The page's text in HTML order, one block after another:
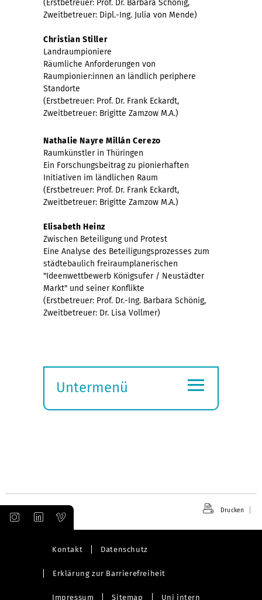
(Erstbetreuer: Prof. Dr. Barbara Schönig,
Zweitbetreuer: Dipl.-Ing. Julia von Mende)
Christian Stiller
Landraumpioniere
Räumliche Anforderungen von
Raumpionier:innen an ländlich periphere
Standorte
(Erstbetreuer: Prof. Dr. Frank Eckardt,
Zweitbetreuer: Brigitte Zamzow M.A.)
Nathalie Nayre Millán Cerezo
Raumkünstler in Thüringen
Ein Forschungsbeitrag zu pionierhaften
Initiativen im ländlichen Raum
(Erstbetreuer: Prof. Dr. Frank Eckardt,
Zweitbetreuer: Brigitte Zamzow M.A.)
Elisabeth Heinz
Zwischen Beteiligung und Protest
Eine Analyse des Beteiligungsprozesses zum
städtebaulich freiraumplanerischen
"Ideenwettbewerb Königsufer / Neustädter
Markt" und seiner Konflikte
(Erstbetreuer: Prof. Dr.-Ing. Barbara Schönig,
Zweitbetreuer: Dr. Lisa Vollmer)
Untermenü
≡
Drucken
Kontakt Datenschutz
Erklärung zur Barrierefreiheit
Impressum Sitemap Uni intern